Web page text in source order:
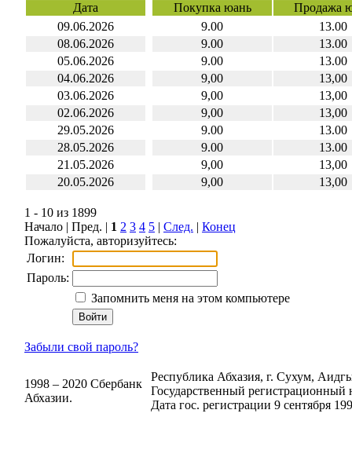
Дата Покупка юань
Продажа
09.06.2026
9.00
13.00
08.06.2026
9.00
13.00
05.06.2026
9.00
13.00
04.06.2026
9,00
13,00
03.06.2026
9,00
13,00
02.06.2026
9,00
13,00
29.05.2026
9.00
13.00
28.05.2026
9.00
13.00
21.05.2026
9,00
13,00
20.05.2026
9,00 13,00
1 - 10 из 1899
Начало | Пред. | 1 2 3 4 5 | След. | Конец
Пожалуйста, авторизуйтесь:
Логин:
Пароль:
Запомнить меня на этом компьютере
Забыли свой пароль?
1998 – 2020 Сбербанк
Абхазии.
Республика Абхазия, г. Сухум,
Государственный регистрационный
Дата гос. регистрации 9 сентября